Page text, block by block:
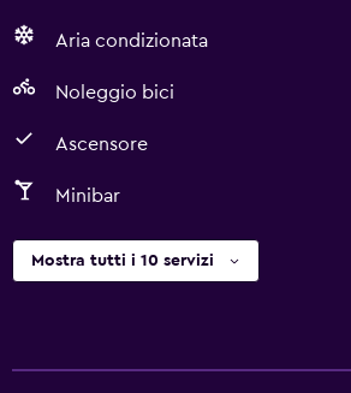
Aria condizionata
Noleggio bici
Ascensore
Minibar
Mostra tutti i 10 servizi